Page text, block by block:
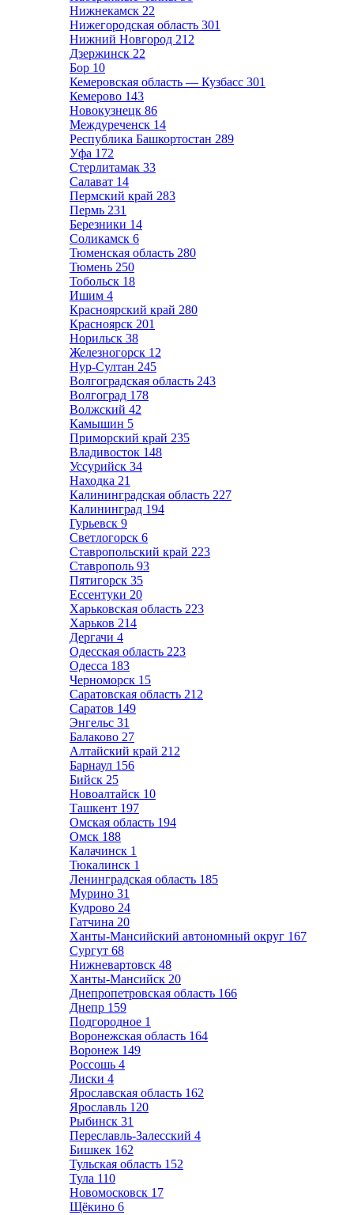
Нижнекамск 22
Нижегородская область 301
Нижний Новгород 212
Дзержинск 22
Бор 10
Кемеровская область — Кузбасс 301
Кемерово 143
Новокузнецк 86
Междуреченск 14
Республика Башкортостан 289
Уфа 172
Стерлитамак 33
Салават 14
Пермский край 283
Пермь 231
Березники 14
Соликамск 6
Тюменская область 280
Тюмень 250
Тобольск 18
Ишим 4
Красноярский край 280
Красноярск 201
Норильск 38
Железногорск 12
Нур-Султан 245
Волгоградская область 243
Волгоград 178
Волжский 42
Камышин 5
Приморский край 235
Владивосток 148
Уссурийск 34
Находка 21
Калининградская область 227
Калининград 194
Гурьевск 9
Светлогорск 6
Ставропольский край 223
Ставрополь 93
Пятигорск 35
Ессентуки 20
Харьковская область 223
Харьков 214
Дергачи 4
Одесская область 223
Одесса 183
Черноморск 15
Саратовская область 212
Саратов 149
Энгельс 31
Балаково 27
Алтайский край 212
Барнаул 156
Бийск 25
Новоалтайск 10
Ташкент 197
Омская область 194
Омск 188
Калачинск 1
Тюкалинск 1
Ленинградская область 185
Мурино 31
Кудрово 24
Гатчина 20
Ханты-Мансийский автономный округ 167
Сургут 68
Нижневартовск 48
Ханты-Мансийск 20
Днепропетровская область 166
Днепр 159
Подгородное 1
Воронежская область 164
Воронеж 149
Россошь 4
Лиски 4
Ярославская область 162
Ярославль 120
Рыбинск 31
Переславль-Залесский 4
Бишкек 162
Тульская область 152
Тула 110
Новомосковск 17
Щёкино 6